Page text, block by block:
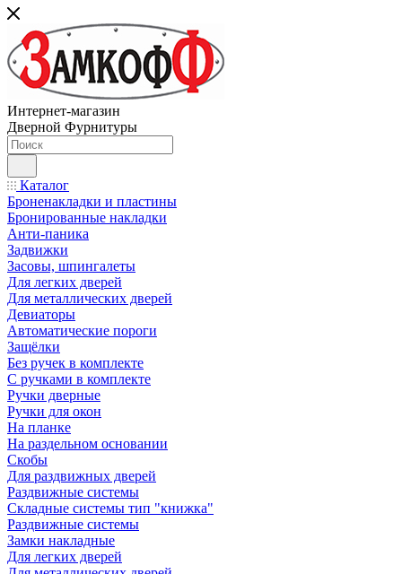
Интернет-магазин
Дверной Фурнитуры
Каталог
Броненакладки и пластины
Бронированные накладки
Анти-паника
Задвижки
Засовы, шпингалеты
Для легких дверей
Для металлических дверей
Девиаторы
Автоматические пороги
Защёлки
Без ручек в комплекте
С ручками в комплекте
Ручки дверные
Ручки для окон
На планке
На раздельном основании
Скобы
Для раздвижных дверей
Раздвижные системы
Складные системы тип "книжка"
Раздвижные системы
Замки накладные
Для легких дверей